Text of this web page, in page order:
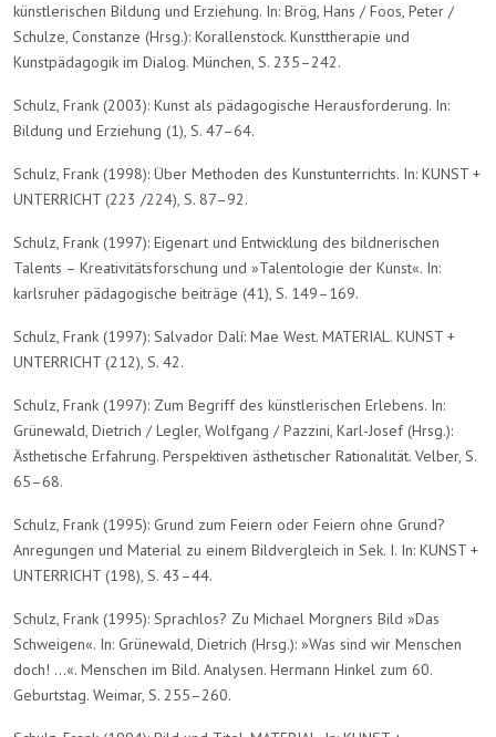
künstlerischen Bildung und Erziehung. In: Brög, Hans / Foos, Peter /
Schulze, Constanze (Hrsg.): Korallenstock. Kunsttherapie und
Kunstpädagogik im Dialog. München, S. 235–242.
Schulz, Frank (2003): Kunst als pädagogische Herausforderung. In:
Bildung und Erziehung (1), S. 47–64.
Schulz, Frank (1998): Über Methoden des Kunstunterrichts. In: KUNST +
UNTERRICHT (223 /224), S. 87–92.
Schulz, Frank (1997): Eigenart und Entwicklung des bildnerischen
Talents – Kreativitätsforschung und »Talentologie der Kunst«. In:
karlsruher pädagogische beiträge (41), S. 149–169.
Schulz, Frank (1997): Salvador Dalí: Mae West. MATERIAL. KUNST +
UNTERRICHT (212), S. 42.
Schulz, Frank (1997): Zum Begriff des künstlerischen Erlebens. In:
Grünewald, Dietrich / Legler, Wolfgang / Pazzini, Karl-Josef (Hrsg.):
Ästhetische Erfahrung. Perspektiven ästhetischer Rationalität. Velber, S.
65–68.
Schulz, Frank (1995): Grund zum Feiern oder Feiern ohne Grund?
Anregungen und Material zu einem Bildvergleich in Sek. I. In: KUNST +
UNTERRICHT (198), S. 43–44.
Schulz, Frank (1995): Sprachlos? Zu Michael Morgners Bild »Das
Schweigen«. In: Grünewald, Dietrich (Hrsg.): »Was sind wir Menschen
doch! ...«. Menschen im Bild. Analysen. Hermann Hinkel zum 60.
Geburtstag. Weimar, S. 255–260.